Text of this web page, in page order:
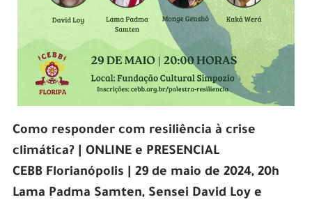
Como responder com resiliência à crise
climática? | ONLINE e PRESENCIAL
CEBB Florianópolis | 29 de maio de 2024, 20h
Lama Padma Samten, Sensei David Loy e